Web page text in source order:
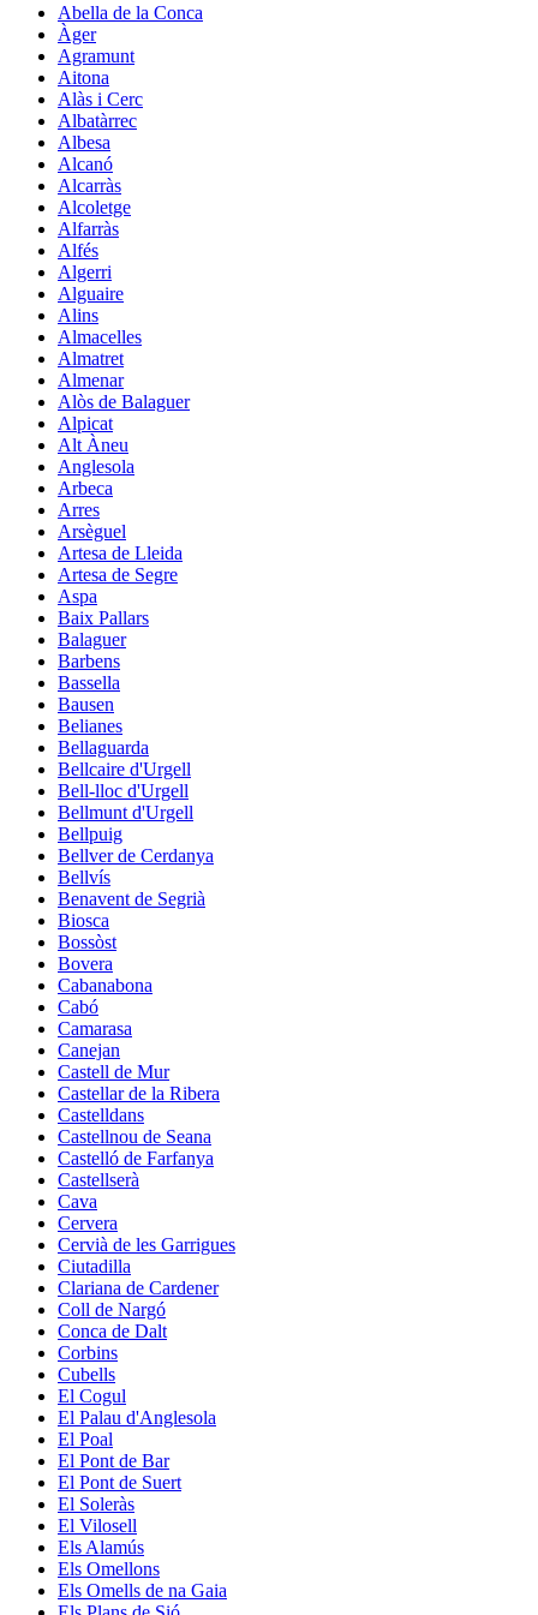
Abella de la Conca
Àger
Agramunt
Aitona
Alàs i Cerc
Albatàrrec
Albesa
Alcanó
Alcarràs
Alcoletge
Alfarràs
Alfés
Algerri
Alguaire
Alins
Almacelles
Almatret
Almenar
Alòs de Balaguer
Alpicat
Alt Àneu
Anglesola
Arbeca
Arres
Arsèguel
Artesa de Lleida
Artesa de Segre
Aspa
Baix Pallars
Balaguer
Barbens
Bassella
Bausen
Belianes
Bellaguarda
Bellcaire d'Urgell
Bell-lloc d'Urgell
Bellmunt d'Urgell
Bellpuig
Bellver de Cerdanya
Bellvís
Benavent de Segrià
Biosca
Bossòst
Bovera
Cabanabona
Cabó
Camarasa
Canejan
Castell de Mur
Castellar de la Ribera
Castelldans
Castellnou de Seana
Castelló de Farfanya
Castellserà
Cava
Cervera
Cervià de les Garrigues
Ciutadilla
Clariana de Cardener
Coll de Nargó
Conca de Dalt
Corbins
Cubells
El Cogul
El Palau d'Anglesola
El Poal
El Pont de Bar
El Pont de Suert
El Soleràs
El Vilosell
Els Alamús
Els Omellons
Els Omells de na Gaia